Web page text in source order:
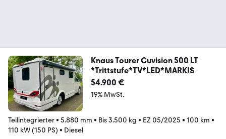
Knaus Tourer Cuvision 500 LT
*Trittstufe*TV*LED*MARKIS
54.900 €
19% MwSt.
Teilintegrierter• 5.880 mm • Bis 3.500 kg • EZ 05/2025 • 100 km •
110 kW (150 PS) • Diesel